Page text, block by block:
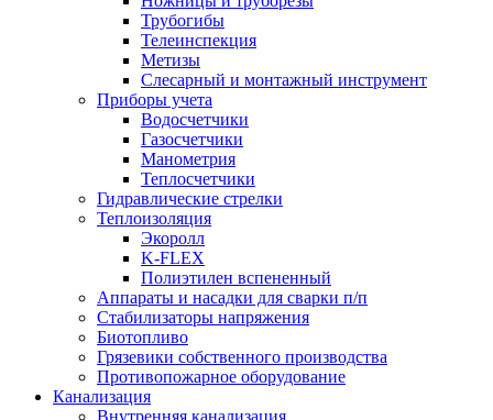
Трубогибы
Телеинспекция
Метизы
Слесарный и монтажный инструмент
Приборы учета
Водосчетчики
Газосчетчики
Манометрия
Теплосчетчики
Гидравлические стрелки
Теплоизоляция
Экоролл
K-FLEX
Полиэтилен вспененный
Аппараты и насадки для сварки п/п
Стабилизаторы напряжения
Биотопливо
Грязевики собственного производства
Противопожарное оборудование
Канализация
Внутренняя канализация